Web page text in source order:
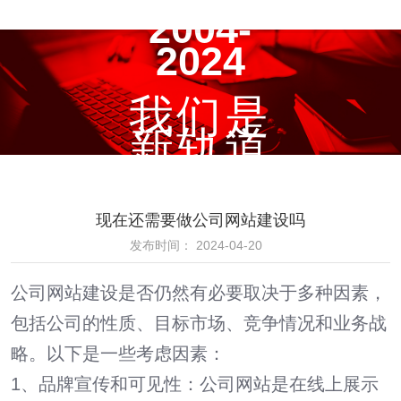
2004-
2024
我们是
新轨道
现在还需要做公司网站建设吗
发布时间： 2024-04-20
公司 网站建设是否仍然有必要取决于多种因素，
包括公司的性质、目标市场、竞争情况和业务战
略。以下是一些考虑因素：
1、品牌宣传和可见性：公司网站是在线上展示